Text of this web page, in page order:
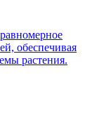
обеспечивая
растения.